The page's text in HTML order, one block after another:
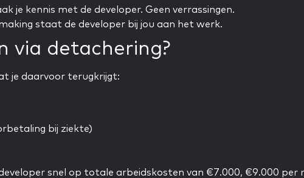
je kennis met de developer. Geen verrassingen.
staat de developer bij jou aan het werk.
via detachering?
je daarvoor terugkrijgt:
bij ziekte)
snel op totale arbeidskosten van €7.000, €9.000 per